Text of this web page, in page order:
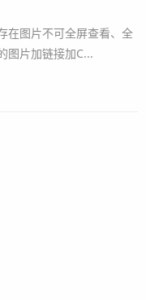
在图片不可全屏查看、全
图片加链接加C...